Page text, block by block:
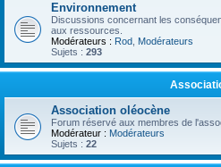
Environnement
Discussions concernant les
aux ressources.
Modérateurs : Rod Modérateurs
Sujets : 293
Association oléocène
Forum réservé aux membres de
Modérateur : Modérateurs
Sujets : 22